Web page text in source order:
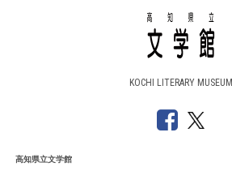
KOCHI LITERARY MUSEUM
高知県立文学館